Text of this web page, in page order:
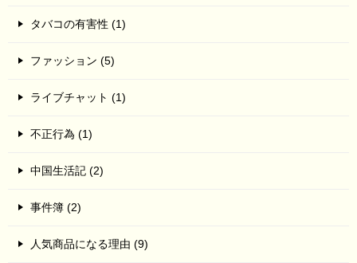
タバコの有害性 (1)
ファッション (5)
ライブチャット (1)
不正行為 (1)
中国生活記 (2)
事件簿 (2)
人気商品になる理由 (9)